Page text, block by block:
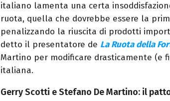
italiano lamenta una certa
ruota, quella che dovrebbe essere la
penalizzando la riuscita di prodotti
detto il presentatore de La Ruota della
Martino per modificare drasticamente (e
italiana.
Gerry Scotti e Stefano De Martino: il